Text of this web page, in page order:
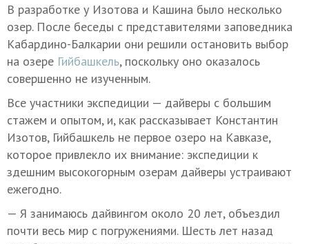
В разработке у Изотова и Кашина было несколько
озер. После беседы с представителями заповедника
Кабардино-Балкарии они решили остановить выбор
на озере Гийбашкель, поскольку оно оказалось
совершенно не изученным.
Все участники экспедиции — дайверы с большим
стажем и опытом, и, как рассказывает Константин
Изотов, Гийбашкель не первое озеро на Кавказе,
которое привлекло их внимание: экспедиции к
здешним высокогорным озерам дайверы устраивают
ежегодно.
— Я занимаюсь дайвингом около 20 лет, объездил
почти весь мир с погружениями. Шесть лет назад